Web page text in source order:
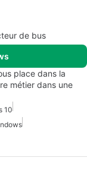
de bus
place dans la
métier dans une
10